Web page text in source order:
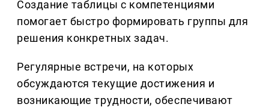
Создание таблицы с компетенциями
помогает быстро формировать группы для
решения конкретных задач.
Регулярные встречи, на которых
обсуждаются текущие достижения и
возникающие трудности, обеспечивают